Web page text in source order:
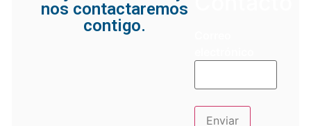
nos contactaremos
contigo.